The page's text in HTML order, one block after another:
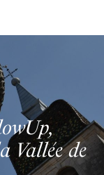
Vallée de